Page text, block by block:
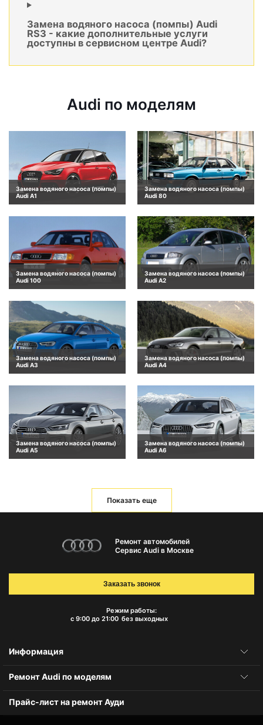
Замена водяного насоса (помпы) Audi
RS3 - какие дополнительные услуги
доступны в сервисном центре Audi?
Audi по моделям
Замена водяного насоса (помпы)
Audi A1
Замена водяного насоса (помпы)
Audi 80
Замена водяного насоса (помпы)
Audi 100
Замена водяного насоса (помпы)
Audi A2
Замена водяного насоса (помпы)
Audi A3
Замена водяного насоса (помпы)
Audi A4
Замена водяного насоса (помпы)
Audi A5
Замена водяного насоса (помпы)
Audi A6
Показать еще
Ремонт автомобилей
Сервис Audi в Москве
Режим работы:
с 9:00 до 21:00 без выходных
Заказать звонок
Информация
Ремонт Audi по моделям
Прайс-лист на ремонт Ауди